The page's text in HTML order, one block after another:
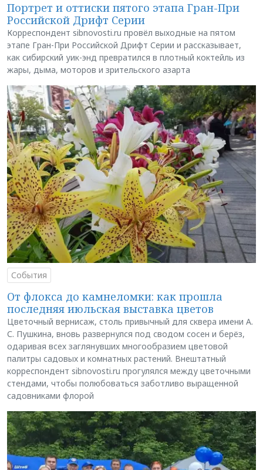
Портрет и оттиски пятого этапа Гран-При
Российской Дрифт Серии
Корреспондент sibnovosti.ru провёл выходные на пятом
этапе Гран-При Российской Дрифт Серии и рассказывает,
как сибирский уик-энд превратился в плотный коктейль из
жары, дыма, моторов и зрительского азарта
События
От флокса до камнеломки: как прошла
последняя июльская выставка цветов
Цветочный вернисаж, столь привычный для сквера имени А.
С. Пушкина, вновь развернулся под сводом сосен и берёз,
одаривая всех заглянувших многообразием цветовой
палитры садовых и комнатных растений. Внештатный
корреспондент sibnovosti.ru прогулялся между цветочными
стендами, чтобы полюбоваться заботливо выращенной
садовниками флорой